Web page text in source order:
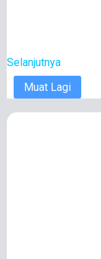
Selanjutnya
Muat Lagi